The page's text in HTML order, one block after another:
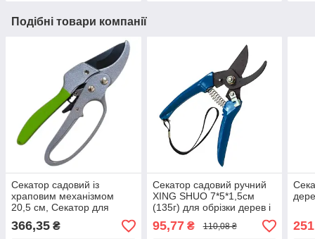
Подібні товари компанії
Секатор садовий із
храповим механізмом
20,5 cм, Секатор для
храповий
366,35 ₴
Секатор садовий ручний
XING SHUO 7*5*1,5см
(135г) для обрізки дерев і
колір в асортименті
95,77₴ 110,08 ₴